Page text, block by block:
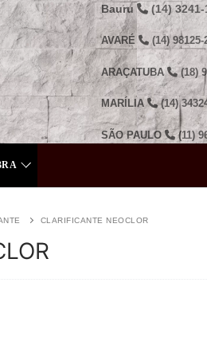
Bauru (14) 3241-
AVARÉ (14) 98125-
ARAÇATUBA (18)
MARÍLIA (14)
SÃO PAULO (11)
CLARIFICANTE NEOCLOR